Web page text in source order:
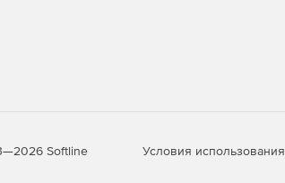
Softline Условия использования